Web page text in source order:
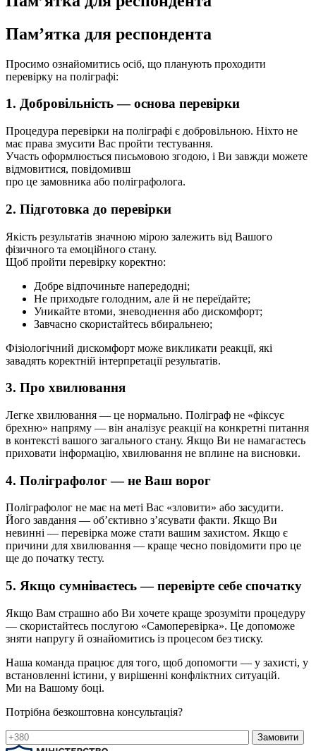
Пам’ятка для респондента
Просимо ознайомитись осіб, що планують проходити
перевірку на поліграфі:
1. Добровільність — основа перевірки
Процедура перевірки на поліграфі є добровільною. Ніхто не
має права змусити Вас пройти тестування.
Участь оформлюється письмовою згодою, і Ви завжди можете
відмовитися, повідомивш
про це замовника або поліграфолога.
2. Підготовка до перевірки
Якість результатів значною мірою залежить від Вашого
фізичного та емоційного стану.
Щоб пройти перевірку коректно:
Добре відпочиньте напередодні;
Не приходьте голодним, але й не переїдайте;
Уникайте втоми, зневоднення або дискомфорт;
Завчасно скористайтесь вбиральнею;
Фізіологічний дискомфорт може викликати реакції, які
завадять коректній інтерпретації результатів.
3. Про хвилювання
Легке хвилювання — це нормально. Поліграф не «фіксує
брехню» напряму — він аналізує реакції на конкретні питання
в контексті вашого загального стану. Якщо Ви не намагаєтесь
приховати інформацію, хвилювання не вплине на висновки.
4. Поліграфолог — не Ваш ворог
Поліграфолог не має на меті Вас «зловити» або засудити.
Його завдання — об’єктивно з’ясувати факти. Якщо Ви
невинні — перевірка може стати вашим захистом. Якщо є
причини для хвилювання — краще чесно повідомити про це
ще до початку тесту.
5. Якщо сумніваєтесь — перевірте себе спочатку
Якщо Вам страшно або Ви хочете краще зрозуміти процедуру
— скористайтесь послугою «Самоперевірка». Це допоможе
зняти напругу й ознайомитись із процесом без тиску.
Наша команда працює для того, щоб допомогти — у захисті, у
встановленні істини, у вирішенні конфліктних ситуацій.
Ми на Вашому боці.
Потрібна безкоштовна консультація?